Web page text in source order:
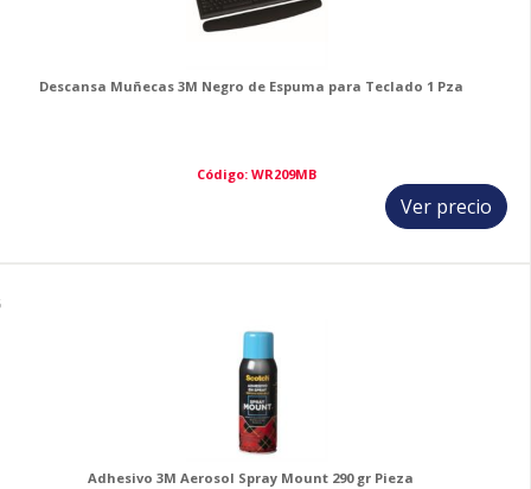
Descansa Muñecas 3M Negro de Espuma para Teclado 1 Pza
Código: WR209MB
Ver precio
Adhesivo 3M Aerosol Spray Mount 290 gr Pieza